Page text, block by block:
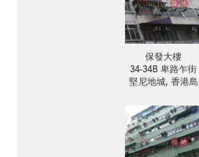
保發大樓
34-34B 卑路乍街
堅尼地城, 香港島